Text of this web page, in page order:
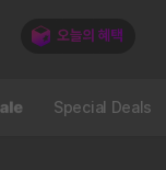
Special Deals